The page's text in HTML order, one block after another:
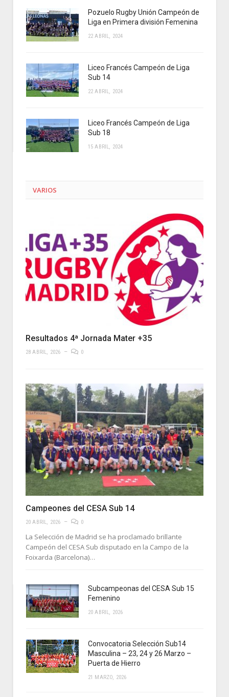
Pozuelo Rugby Unión Campeón de
Liga en Primera división Femenina
22 ABRIL, 2024
Liceo Francés Campeón de Liga
Sub 14
22 ABRIL, 2024
Liceo Francés Campeón de Liga
Sub 18
15 ABRIL, 2024
VARIOS
Resultados 4ª Jornada Mater +35
28 ABRIL, 2026 0
Campeones del CESA Sub 14
20 ABRIL, 2026 0
La Selección de Madrid se ha proclamado brillante
Campeón del CESA Sub disputado en la Campo de la
Foixarda (Barcelona)…
Subcampeonas del CESA Sub 15
Femenino
20 ABRIL, 2026
Convocatoria Selección Sub14
Masculina – 23, 24 y 26 Marzo –
Puerta de Hierro
21 MARZO, 2026